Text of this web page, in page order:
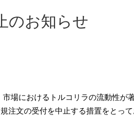
のお知らせ
場におけるトルコリラの流動性が
注文の受付を中止する措置をとって